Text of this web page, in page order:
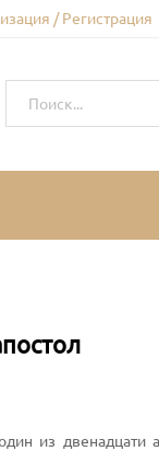
/ Регистрация
из двенадцати